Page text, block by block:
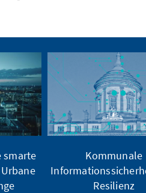
smarte
Kommunale
Resilienz